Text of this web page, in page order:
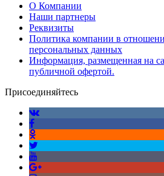
О Компании
Наши партнеры
Реквизиты
Политика компании в
персональных данных
Информация, размещенная на
публичной офертой.
Присоединяйтесь